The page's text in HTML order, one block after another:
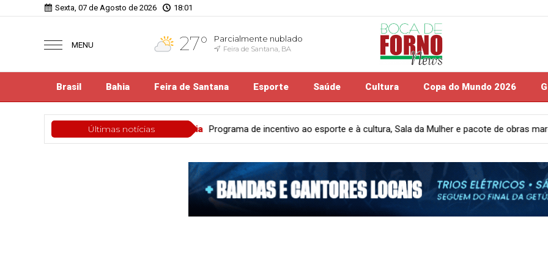
Sexta, 07 de Agosto de 2026 18:01
MENU 27° Parcialmente nublado
Feira de Santana, BA
Brasil Bahia Feira de Santana Esporte Saúde Cultura Copa do Mundo 2026
Últimas notícias
Programa de incentivo ao esporte e à cultura, Sala da Mulher e pacote de obras marcam ações da Prefeitura de Candeal,